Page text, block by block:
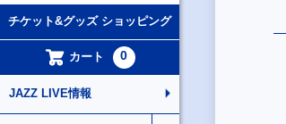
チケット&グッズ ショッピング
カート 0
JAZZ LIVE情報